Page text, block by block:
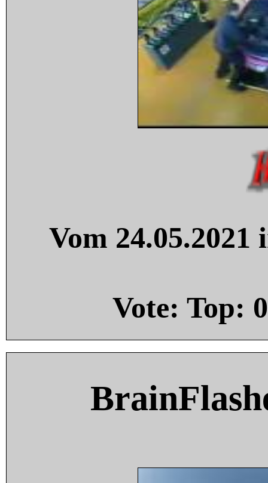
Vom
Vote: Top: 0